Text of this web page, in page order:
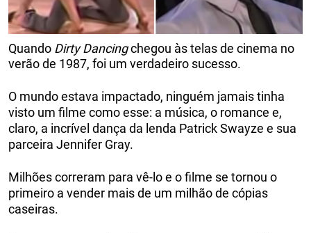
Quando Dirty Dancingchegou às telas de cinema no
verão de 1987, foi um verdadeiro sucesso.
O mundo estava impactado, ninguém jamais tinha
visto um filme como esse: a música, o romance e,
claro, a incrível dança da lenda Patrick Swayze e sua
parceira Jennifer Gray.
Milhões correram para vê-lo e o filme se tornou o
primeiro a vender mais de um milhão de cópias
caseiras.